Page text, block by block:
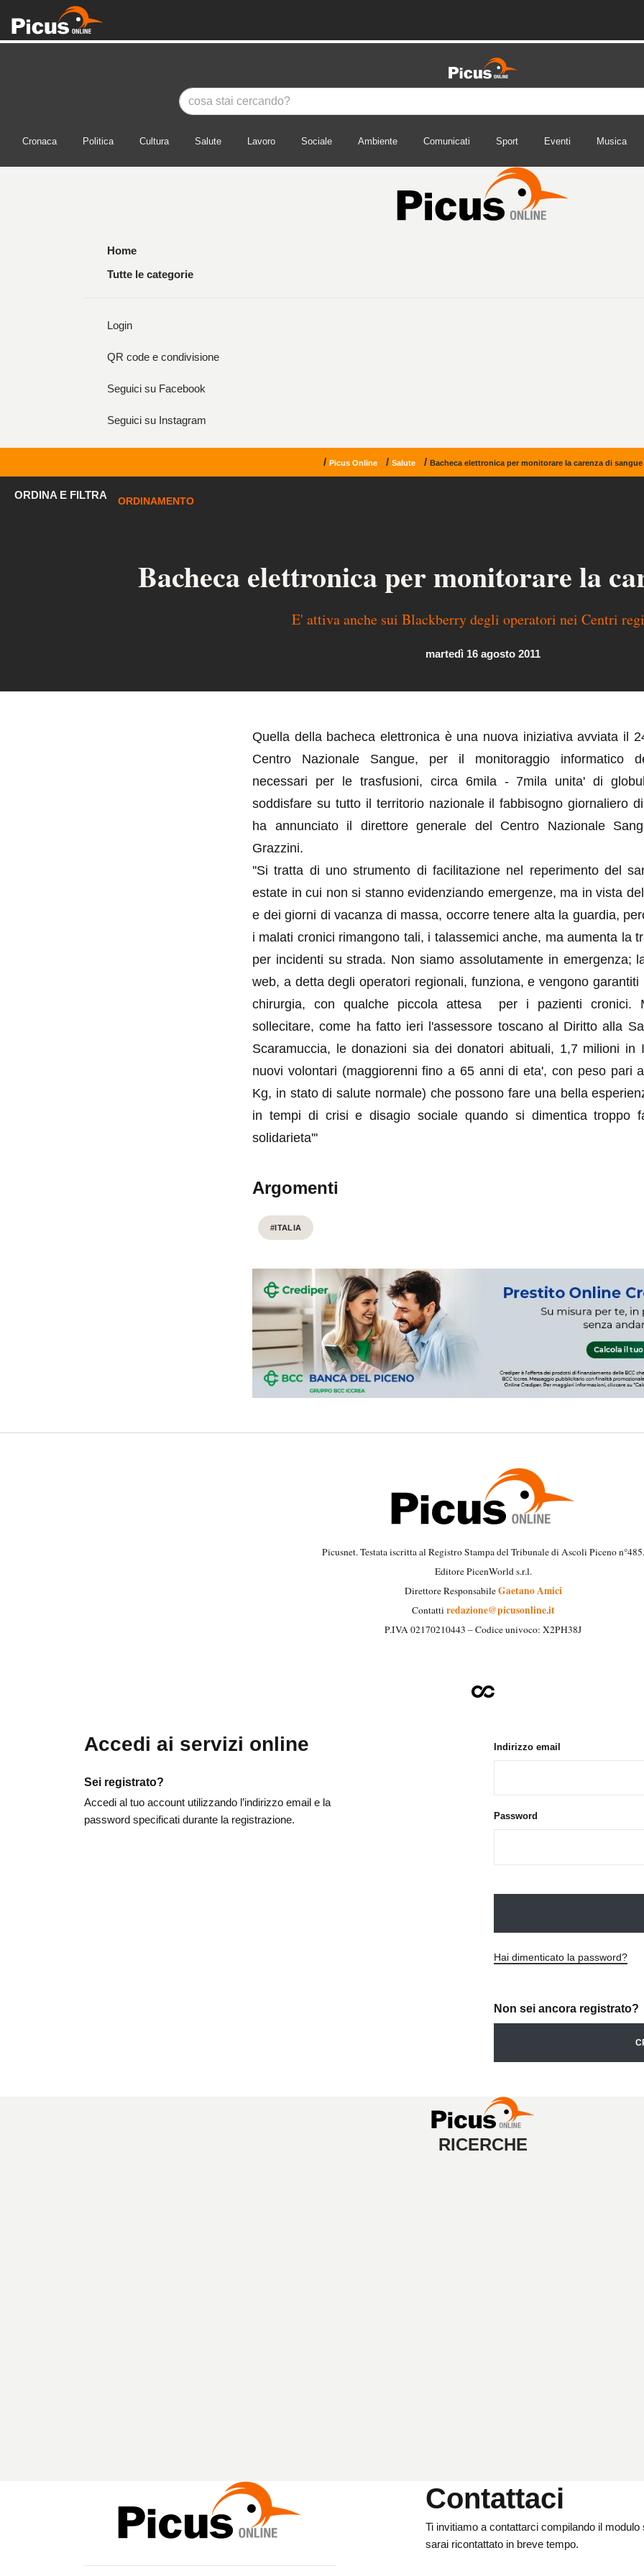
Cronaca Politica Cultura Salute Lavoro Sociale Ambiente Comunicati Sport Eventi Musica
Home
Tutte le categorie
Login
QR code e condivisione
Seguici su Facebook
Seguici su Instagram
/ Picus Online / Salute / Bacheca elettronica per monitorare la carenza di sangue
ORDINA E FILTRA
ORDINAMENTO
Bacheca elettronica per monitorare la
E' attiva anche sui Blackberry degli operatori nei Centri
martedì 16 agosto 2011
Quella della bacheca elettronica è una nuova iniziativa avviata il
Centro Nazionale Sangue, per il monitoraggio informatico
necessari per le trasfusioni, circa 6mila - 7mila unita' di
soddisfare su tutto il territorio nazionale il fabbisogno giornaliero
ha annunciato il direttore generale del Centro Nazionale
Grazzini.
''Si tratta di uno strumento di facilitazione nel reperimento del
estate in cui non si stanno evidenziando emergenze, ma in vista
e dei giorni di vacanza di massa, occorre tenere alta la guardia,
i malati cronici rimangono tali, i talassemici anche, ma aumenta la
per incidenti su strada. Non siamo assolutamente in emergenza;
web, a detta degli operatori regionali, funziona, e vengono garantiti
chirurgia, con qualche piccola attesa per i pazienti cronici.
sollecitare, come ha fatto ieri l'assessore toscano al Diritto alla
Scaramuccia, le donazioni sia dei donatori abituali, 1,7 milioni in
nuovi volontari (maggiorenni fino a 65 anni di eta', con peso pari
Kg, in stato di salute normale) che possono fare una bella
in tempi di crisi e disagio sociale quando si dimentica troppo
solidarieta'''
Argomenti
#ITALIA
Picusnet. Testata iscritta al Registro Stampa del Tribunale di Ascoli Piceno n°485.
Editore PicenWorld s.r.l.
Direttore ResponsabileGaetano Amici
Contatti redazione@picusonline.it
P.IVA 02170210443 – Codice univoco: X2PH38J
Accedi ai servizi online
Sei registrato?
Accedi al tuo account utilizzando l’indirizzo email e la
password specificati durante la registrazione.
Indirizzo email
Password
Hai dimenticato la password?
Non sei ancora registrato?
RICERCHE
Contattaci
Ti invitiamo a contattarci compilando il
sarai ricontattato in breve tempo.